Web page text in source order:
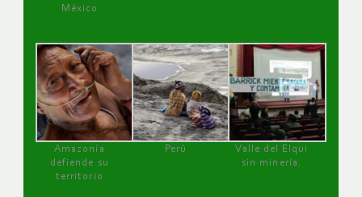
México
Amazonía
defiende su
territorio
Perú
Valle del Elqui
sin minería.